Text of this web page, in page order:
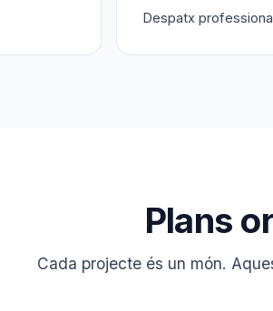
Despatx
Plans
Cada projecte és un món.